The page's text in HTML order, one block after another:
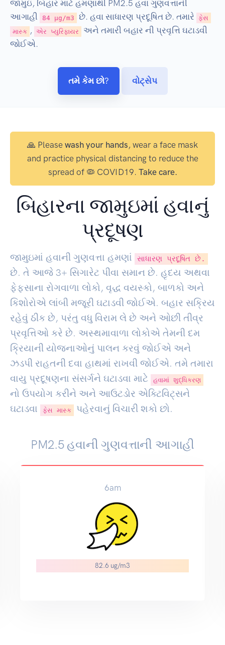
જામુઇ, બિહાર માટે હમણાંથી PM2.5 હવા ગુણવત્તાની
આગાહી
84 µg/m3 છે. હવા સાધારણ પ્રદૂષિત છે. તમારે
ફેસ
માસ્ક , એર પ્યુરિફાયર
અને તમારી બહાર ની પ્રવૃત્તિ ઘટાડવી
જોઈએ.
તમે કેમ છો? વોટ્સેપ
🙏 Please wash your hands, wear a face mask
and practice physical distancing to reduce the
spread of 🦠 COVID19. Take care.
બિહારના જામુઇમાં હવાનું
પ્રદૂષણ
જામુઇમાં હવાની ગુણવત્તા હમણાં સાધારણ પ્રદૂષિત છે.
છે. તે આજે 3+ સિગારેટ પીવા સમાન છે. હૃદય અથવા
ફેફસાના રોગવાળા લોકો, વૃદ્ધ વયસ્કો, બાળકો અને
કિશોરોએ લાંબી મજૂરી ઘટાડવી જોઈએ. બહાર સક્રિય
રહેવું ઠીક છે, પરંતુ વધુ વિરામ લે છે અને ઓછી તીવ્ર
પ્રવૃત્તિઓ કરે છે. અસ્થમાવાળા લોકોએ તેમની દમ
ક્રિયાની યોજનાઓનું પાલન કરવું જોઈએ અને
ઝડપી રાહતની દવા હાથમાં રાખવી જોઈએ. તમે તમારા
વાયુ પ્રદૂષણના સંસર્ગને ઘટાડવા માટે
હવામાં શુદ્ધિકરણ
નો ઉપયોગ કરીને અને આઉટડોર એક્ટિવિટ્સને
ઘટાડવા
ફેસ માસ્ક પહેરવાનું વિચારી શકો છો.
PM2.5 હવાની ગુણવત્તાની આગાહી
6am
82.6 ug/m3